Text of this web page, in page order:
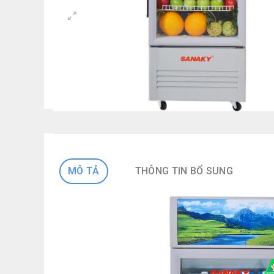
MÔ TẢ THÔNG TIN BỔ SUNG